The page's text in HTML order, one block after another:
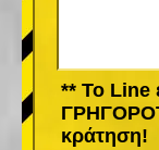
** Το Line
κράτηση!